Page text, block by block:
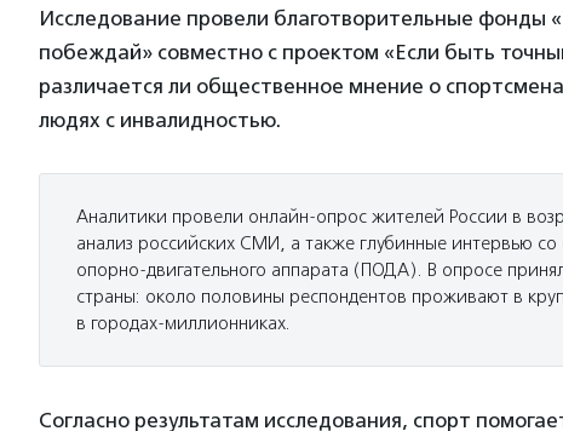
Исследование провели благотворительные фонды
побеждай» совместно с проектом «Если быть
различается ли общественное мнение о
людях с инвалидностью.
Аналитики провели онлайн-опрос жителей России в
анализ российских СМИ, а также глубинные интервью
опорно-двигательного аппарата (ПОДА). В опросе
страны: около половины респондентов проживают в
в городах-миллионниках.
Согласно результатам исследования, спорт